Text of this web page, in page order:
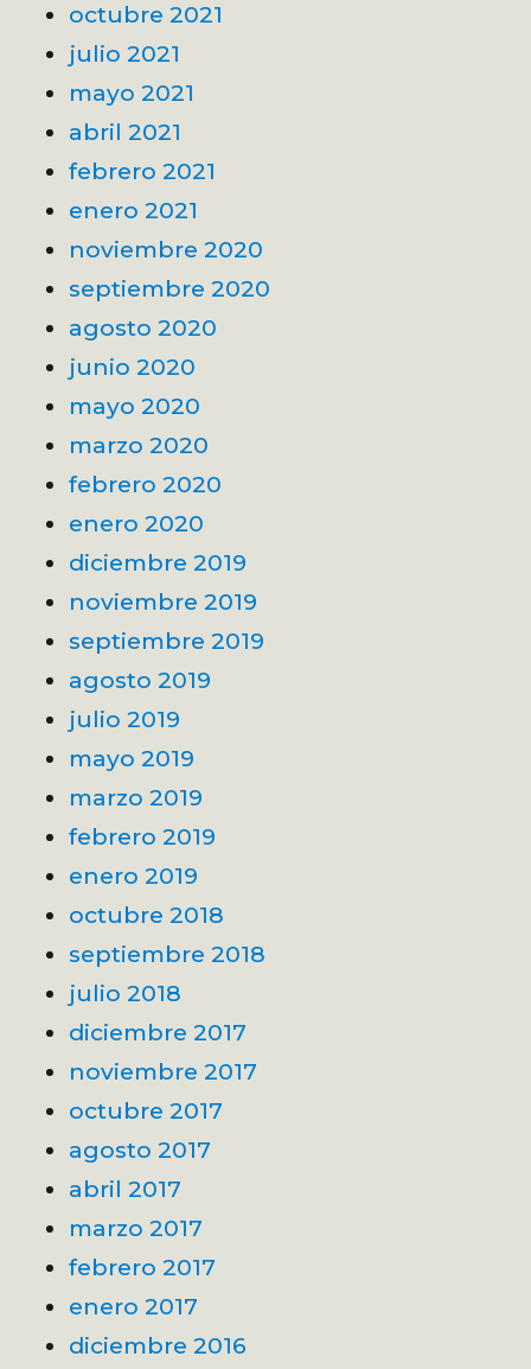
octubre 2021
julio 2021
mayo 2021
abril 2021
febrero 2021
enero 2021
noviembre 2020
septiembre 2020
agosto 2020
junio 2020
mayo 2020
marzo 2020
febrero 2020
enero 2020
diciembre 2019
noviembre 2019
septiembre 2019
agosto 2019
julio 2019
mayo 2019
marzo 2019
febrero 2019
enero 2019
octubre 2018
septiembre 2018
julio 2018
diciembre 2017
noviembre 2017
octubre 2017
agosto 2017
abril 2017
marzo 2017
febrero 2017
enero 2017
diciembre 2016